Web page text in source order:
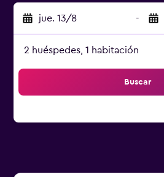
jue. 13/8 -
2 huéspedes, 1 habitación
Buscar